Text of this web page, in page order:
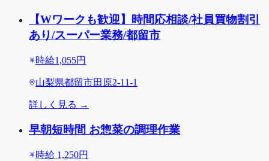
【Wワークも歓迎】時間応相談/社員買物割引
あり/スーパー業務/都留市
時給1,055円
山梨県都留市田原2-11-1
詳しく見る →
早朝短時間 お惣菜の調理作業
時給 1,250円